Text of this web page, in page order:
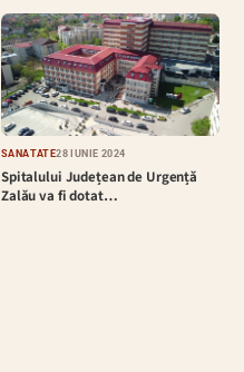
SĂNĂTATE28 IUNIE 2024
Spitalului Județean de Urgență
Zalău va fi dotat…